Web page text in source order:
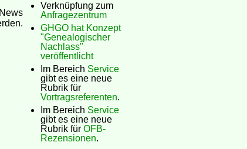
Verknüpfung zum
Anfragezentrum
GHGO hat Konzept
"Genealogischer
Nachlass"
veröffentlicht
Im Bereich Service
gibt es eine neue
Rubrik für
Vortragsreferenten.
Im Bereich Service
gibt es eine neue
Rubrik für OFB-
Rezensionen.